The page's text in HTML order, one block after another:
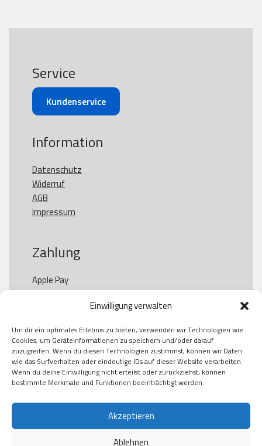
Einwilligung verwalten
Um dir ein optimales Erlebnis zu bieten, verwenden wir Technologien wie
Cookies, um Geräteinformationen zu speichern und/oder darauf
zuzugreifen. Wenn du diesen Technologien zustimmst, können wir Daten
wie das Surfverhalten oder eindeutige IDs auf dieser Website verarbeiten.
Wenn du deine Einwilligung nicht erteilst oder zurückziehst, können
bestimmte Merkmale und Funktionen beeinträchtigt werden.
Akzeptieren
Ablehnen
Service
Kundenservice
Information
Datenschutz
Widerruf
AGB
Impressum
Zahlung
Apple Pay
Paypal
Kauf auf Rechung
Klarna
American Express